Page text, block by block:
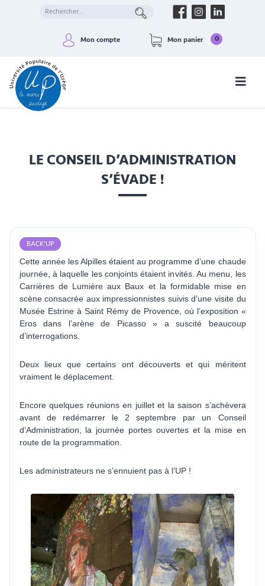
Mon compte Mon panier 0
LE CONSEIL D’ADMINISTRATION
S’ÉVADE !
BACK'UP
Cette année les Alpilles étaient au programme d’une chaude
journée, à laquelle les conjoints étaient invités. Au menu, les
Carrières de Lumière aux Baux et la formidable mise en
scène consacrée aux impressionnistes suivis d’une visite du
Musée Estrine à Saint Rémy de Provence, où l’exposition «
Eros dans l’arène de Picasso » a suscité beaucoup
d’interrogations.
Deux lieux que certains ont découverts et qui méritent
vraiment le déplacement.
Encore quelques réunions en juillet et la saison s’achèvera
avant de redémarrer le 2 septembre par un Conseil
d’Administration, la journée portes ouvertes et la mise en
route de la programmation.
Les administrateurs ne s’ennuient pas à l’UP !